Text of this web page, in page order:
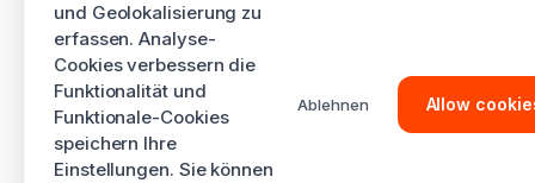
und Geolokalisierung zu
erfassen. Analyse-
Cookies verbessern die
Funktionalität und
Funktionale-Cookies
speichern Ihre
Einstellungen. Sie können
Ablehnen Allow